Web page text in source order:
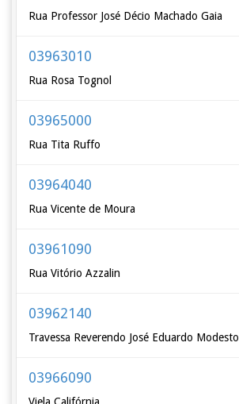
Rua Professor José Décio Machado Gaia
03963010
Rua Rosa Tognol
03965000
Rua Tita Ruffo
03964040
Rua Vicente de Moura
03961090
Rua Vitório Azzalin
03962140
Travessa Reverendo José Eduardo Modesto
03966090